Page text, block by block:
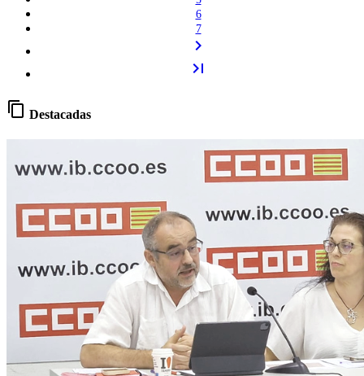
6
7
chevron_right
last_page
content_copy Destacadas